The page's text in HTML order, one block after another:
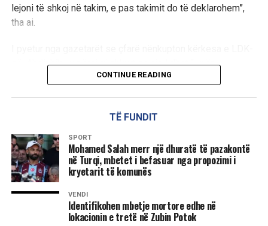
lejoni të shkoj në takim, e pas takimit do të deklarohem”,
tha ai.
së, Abdixhiku u përgjigj shkurt se ajo lidhet “…për
konstituimin e Kuvendit”.
thirrjen e seancës konstitutive, kreu i LDK-së theksoi se
seanca duhet të mbahet pa vonesë. “Duhet të ketë seancë
konstitutive. Duhet të ketë seancë konstitutive. Nuk ka
nevojë të vonohet me konstituimin e Kuvendit. Duhet të
votohet kryetari i Kuvendit dhe Kryesia e Kuvendit. LDK-ja
as ka kërkuar, as kërkon që të bëhet ose të ketë vonesa të
tilla”, deklaroi ai.
CONTINUE READING
TË FUNDIT
SPORT
Mohamed Salah merr një dhuratë të pazakontë
në Turqi, mbetet i befasuar nga propozimi i
kryetarit të komunës
VENDI
Identifikohen mbetje mortore edhe në
lokacionin e tretë në Zubin Potok